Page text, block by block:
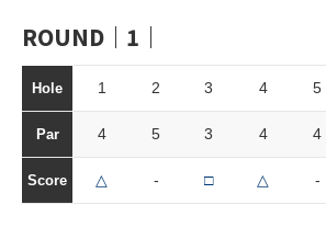
ROUND｜1｜
Hole 1 2 3 4 5
Par 4 5 3 4 4
Score △ - □ △ -